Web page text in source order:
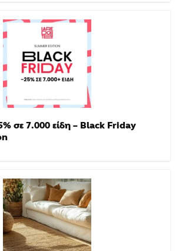
σε 7.000 είδη – Black Friday